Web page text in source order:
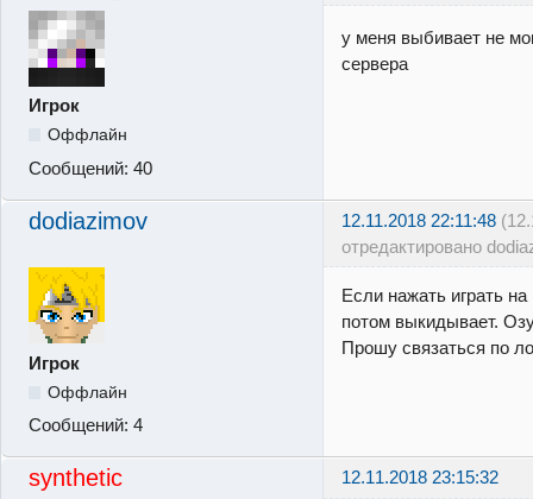
Игрок
Оффлайн
Сообщений: 40
у меня выбивает не
сервера
dodiazimov 12.11.2018 22:11:48
отредактировано
Игрок
Оффлайн
Сообщений: 4
Если нажать играть
потом выкидывает.
Прошу связаться по
synthetic 12.11.2018 23:15:32